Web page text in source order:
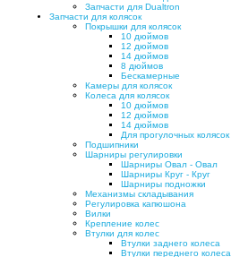
Запчасти для Dualtron
Запчасти для колясок
Покрышки для колясок
10 дюймов
12 дюймов
14 дюймов
8 дюймов
Бескамерные
Камеры для колясок
Колеса для колясок
10 дюймов
12 дюймов
14 дюймов
Для прогулочных колясок
Подшипники
Шарниры регулировки
Шарниры Овал - Овал
Шарниры Круг - Круг
Шарниры подножки
Механизмы складывания
Регулировка капюшона
Вилки
Крепление колес
Втулки для колес
Втулки заднего колеса
Втулки переднего колеса